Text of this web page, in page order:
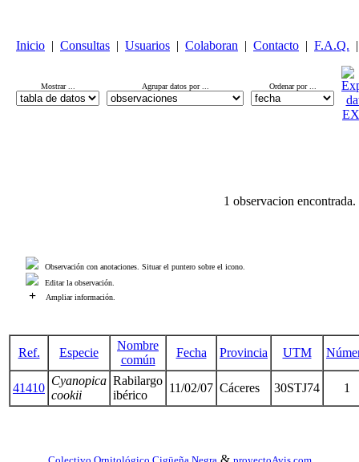
Inicio | Consultas | Usuarios | Colaboran | Contacto | F.A.Q. |
Mostrar ... Agrupar datos por ... Ordenar por ...
1 observacion encontrada.
Observación con anotaciones. Situar el puntero sobre el icono.
Editar la observación.
+ Ampliar información.
Ref. Especie
Nombre
común
Fecha Provincia UTM
41410
Cyanopica
cookii
Rabilargo
ibérico
11/02/07 Cáceres 30STJ74 1
&